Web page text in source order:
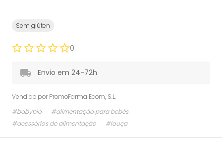
Sem glúten
0
Envio em 24-72h
Vendido por PromoFarma Ecom, S.L.
#babybio
#alimentação para bebés
#acessórios de alimentação
#louça